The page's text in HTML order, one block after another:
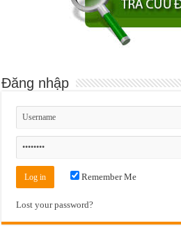
Đăng nhập
Remember Me
Lost your password?